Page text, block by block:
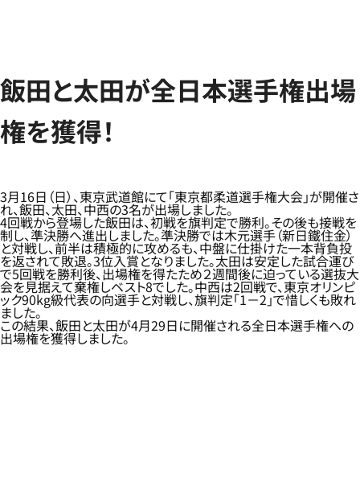
飯田と太田が全日本選手権出場
権を獲得！
3月16日（日）、東京武道館にて「東京都柔道選手権大会」が開催さ
れ、飯田、太田、中西の3名が出場しました。
4回戦から登場した飯田は、初戦を旗判定で勝利。その後も接戦を
制し、準決勝へ進出しました。準決勝では木元選手（新日鐵住金）
と対戦し、前半は積極的に攻めるも、中盤に仕掛けた一本背負投
を返されて敗退。3位入賞となりました。太田は安定した試合運び
で5回戦を勝利後、出場権を得たため２週間後に迫っている選抜大
会を見据えて棄権しベスト8でした。中西は2回戦で、東京オリンピ
ック90kg級代表の向選手と対戦し、旗判定「1－2」で惜しくも敗れ
ました。
この結果、飯田と太田が4月29日に開催される全日本選手権への
出場権を獲得しました。